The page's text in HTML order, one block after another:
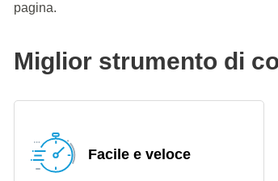
pagina.
Miglior strumento di
Facile e veloce